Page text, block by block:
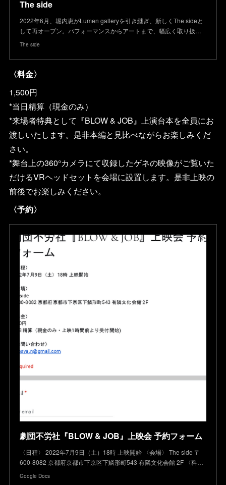
The side
2022年6月、堀内恵がLumen galleryを引き継ぎ、新しくThe sideと
して再オープン。パフォーマンスからアートまで、幅広く取り扱…
The side
〈料金〉
1,500円
*当日精算（現金のみ）
*来場者特典として『BLOW & JOB』上演台本を全員にお
渡しいたします。是非本編と見比べながらお楽しみくだ
さい。
*舞台上の360°カメラにて収録したゲネの映像がご覧いた
だけるVRヘッドセットを会場に設置します。是非上映の
前後でお楽しみください。
〈予約〉
劇団不労社『BLOW & JOB』上映会 予約フォーム
〈日程〉 2022年7月9日（土）18時 上映開始 〈会場〉 The side 〒
600-8082 京都府京都市下京区下鱗形町543 有隣文化会館 2F 〈料…
Google Docs